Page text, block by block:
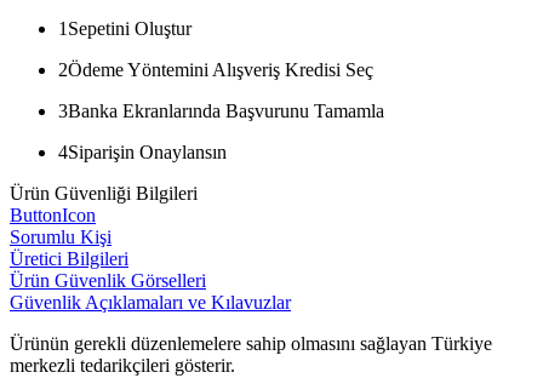
1 Sepetini Oluştur
2Ödeme Yöntemini Alışveriş Kredisi Seç
3Banka Ekranlarında Başvurunu Tamamla
4Siparişin Onaylansın
Ürün Güvenliği Bilgileri
ButtonIcon
Sorumlu Kişi
Üretici Bilgileri
Ürün Güvenlik Görselleri
Güvenlik Açıklamaları ve Kılavuzlar
Ürünün gerekli düzenlemelere sahip olmasını sağlayan Türkiye
merkezli tedarikçileri gösterir.